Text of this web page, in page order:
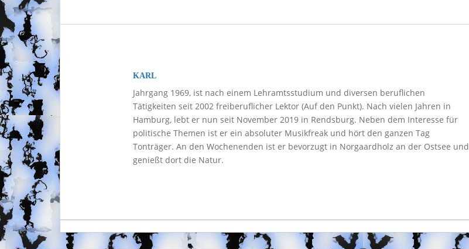
KARL
Jahrgang 1969, ist nach einem Lehramtsstudium und diversen beruflichen
Tätigkeiten seit 2002 freiberuflicher Lektor (Auf den Punkt). Nach vielen Jahren in
Hamburg, lebt er nun seit November 2019 in Rendsburg. Neben dem Interesse für
politische Themen ist er ein absoluter Musikfreak und hört den ganzen Tag
Tonträger. An den Wochenenden ist er bevorzugt in Norgaardholz an der Ostsee und
genießt dort die Natur.